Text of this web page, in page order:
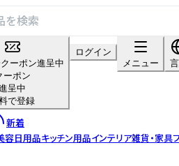
ーポン進呈中
ーポン
呈中
で登録
ログイン
メニュー
新着
容日用品キッチン用品インテリア雑貨・家具